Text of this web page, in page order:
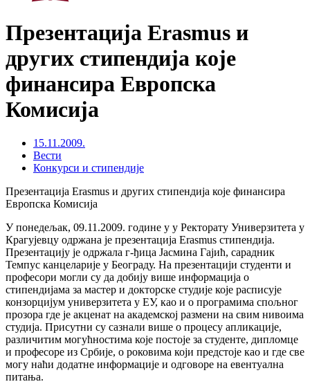
Презентација Erasmus и
других стипендија које
финансира Европска
Комисија
15.11.2009.
Вести
Конкурси и стипендије
Презентација Erasmus и других стипендија које финансира
Европска Комисија
У понедељак, 09.11.2009. године у у Ректорату Универзитета у
Крагујевцу одржана је презентација Erasmus стипендија.
Презентацију је одржала г-ђица Јасмина Гајић, сарадник
Темпус канцеларије у Београду. На презентацији студенти и
професори могли су да добију више информација о
стипендијама за мастер и докторске студије које расписује
конзорцијум универзитета у ЕУ, као и о програмима спољног
прозора где је акценат на академској размени на свим нивоима
студија. Присутни су сазнали више о процесу апликације,
различитим могућностима које постоје за студенте, дипломце
и професоре из Србије, о роковима који предстоје као и где све
могу наћи додатне информације и одговоре на евентуална
питања.